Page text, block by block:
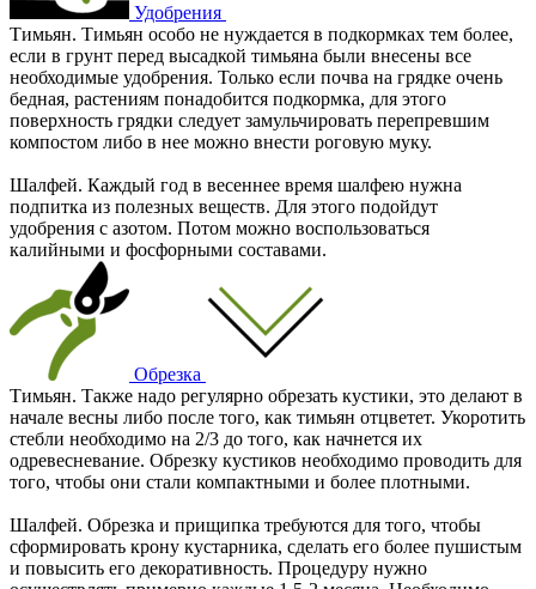
Удобрения
Тимьян. Тимьян особо не нуждается в подкормках тем более,
если в грунт перед высадкой тимьяна были внесены все
необходимые удобрения. Только если почва на грядке очень
бедная, растениям понадобится подкормка, для этого
поверхность грядки следует замульчировать перепревшим
компостом либо в нее можно внести роговую муку.
Шалфей. Каждый год в весеннее время шалфею нужна
подпитка из полезных веществ. Для этого подойдут
удобрения с азотом. Потом можно воспользоваться
калийными и фосфорными составами.
Обрезка
Тимьян. Также надо регулярно обрезать кустики, это делают в
начале весны либо после того, как тимьян отцветет. Укоротить
стебли необходимо на 2/3 до того, как начнется их
одревесневание. Обрезку кустиков необходимо проводить для
того, чтобы они стали компактными и более плотными.
Шалфей. Обрезка и прищипка требуются для того, чтобы
сформировать крону кустарника, сделать его более пушистым
и повысить его декоративность. Процедуру нужно